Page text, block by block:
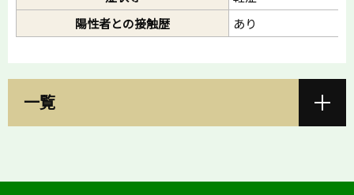
陽性者との接触歴
あり
一覧